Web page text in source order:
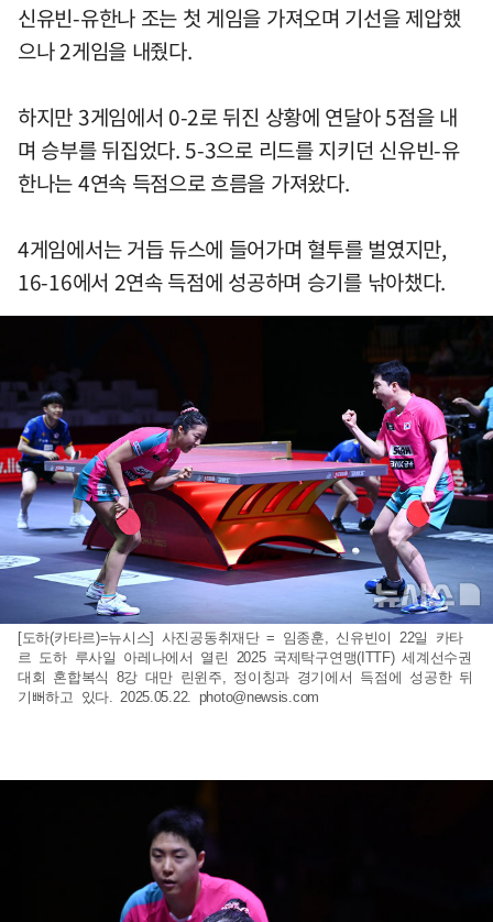
신유빈-유한나 조는 첫 게임을 가져오며 기선을 제압했
으나 2게임을 내줬다.
하지만 3게임에서 0-2로 뒤진 상황에 연달아 5점을 내
며 승부를 뒤집었다. 5-3으로 리드를 지키던 신유빈-유
한나는 4연속 득점으로 흐름을 가져왔다.
4게임에서는 거듭 듀스에 들어가며 혈투를 벌였지만,
16-16에서 2연속 득점에 성공하며 승기를 낚아챘다.
[도하(카타르)=뉴시스] 사진공동취재단 = 임종훈, 신유빈이 22일 카타
르 도하 루사일 아레나에서 열린 2025 국제탁구연맹(ITTF) 세계선수권
대회 혼합복식 8강 대만 린윈주, 정이칭과 경기에서 득점에 성공한 뒤
기뻐하고 있다. 2025.05.22. photo@newsis.com